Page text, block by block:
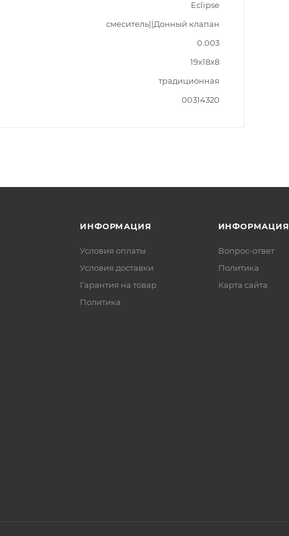
Eclipse
смеситель||Донный клапан
0.003
19x18x8
традиционная
00314320
ИНФОРМАЦИЯ
Условия оплаты
Условия доставки
Гарантия на товар
Политика
ИНФОРМАЦИЯ
Вопрос-ответ
Политика
Карта сайта